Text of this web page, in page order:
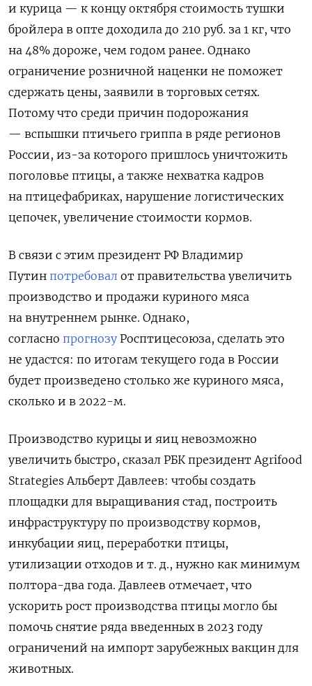
и курица — к концу октября стоимость тушки
бройлера в опте доходила до 210 руб. за 1 кг, что
на 48% дороже, чем годом ранее. Однако
ограничение розничной наценки не поможет
сдержать цены, заявили в торговых сетях.
Потому что среди причин подорожания
— вспышки птичьего гриппа в ряде регионов
России, из-за которого пришлось уничтожить
поголовье птицы, а также нехватка кадров
на птицефабриках, нарушение логистических
цепочек, увеличение стоимости кормов.
В связи с этим президент РФ Владимир
Путин потребовал от правительства увеличить
производство и продажи куриного мяса
на внутреннем рынке. Однако,
согласно прогнозу Росптицесоюза, сделать это
не удастся: по итогам текущего года в России
будет произведено столько же куриного мяса,
сколько и в 2022-м.
Производство курицы и яиц невозможно
увеличить быстро, сказал РБК президент Agrifood
Strategies Альберт Давлеев: чтобы создать
площадки для выращивания стад, построить
инфраструктуру по производству кормов,
инкубации яиц, переработки птицы,
утилизации отходов и т. д., нужно как минимум
полтора-два года. Давлеев отмечает, что
ускорить рост производства птицы могло бы
помочь снятие ряда введенных в 2023 году
ограничений на импорт зарубежных вакцин для
животных.